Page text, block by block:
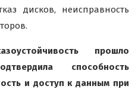
дисков, неисправность
прошло
способность
и доступ к данным при